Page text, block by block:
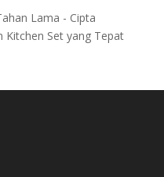
Lama - Cipta
Kitchen Set yang Tepat